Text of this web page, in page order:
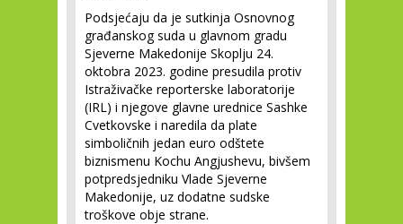
Podsjećaju da je sutkinja Osnovnog
građanskog suda u glavnom gradu
Sjeverne Makedonije Skoplju 24.
oktobra 2023. godine presudila protiv
Istraživačke reporterske laboratorije
(IRL) i njegove glavne urednice Sashke
Cvetkovske i naredila da plate
simboličnih jedan euro odštete
biznismenu Kochu Angjushevu, bivšem
potpredsjedniku Vlade Sjeverne
Makedonije, uz dodatne sudske
troškove obje strane.